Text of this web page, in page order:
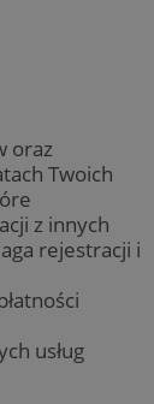
oraz
Twoich
z innych
rejestracji i
usług